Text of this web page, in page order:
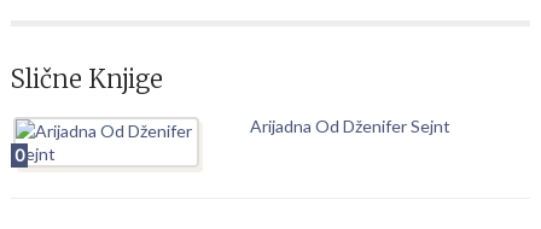
Slične Knjige
0
Arijadna Od Dženifer Sejnt